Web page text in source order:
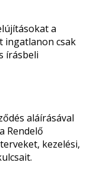
a
ingatlanon csak
írásbeli
aláírásával
Rendelő
kezelési,